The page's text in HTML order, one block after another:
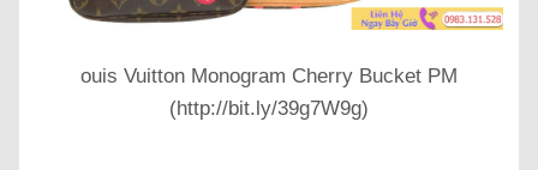
ouis Vuitton Monogram Cherry Bucket PM
(http://bit.ly/39g7W9g)